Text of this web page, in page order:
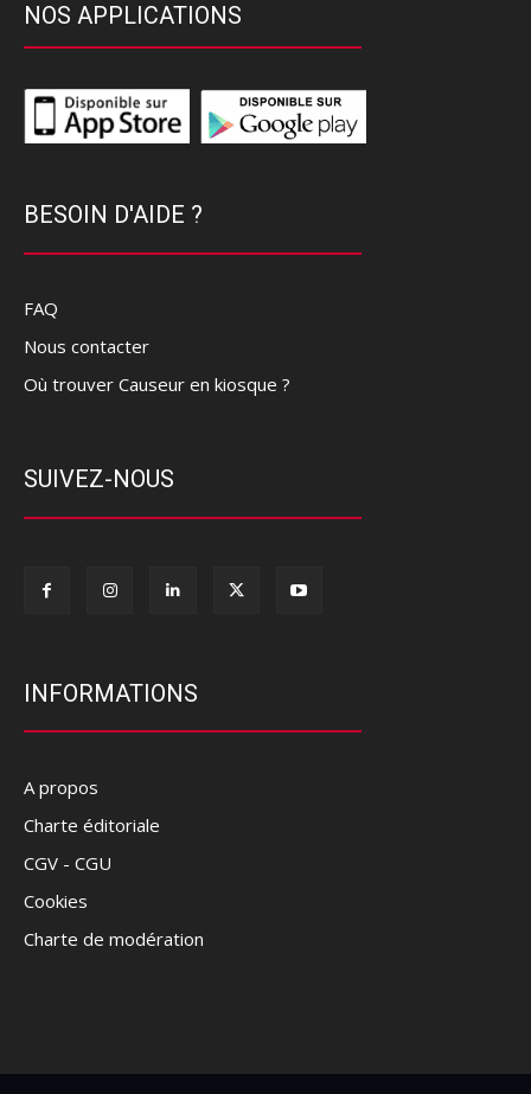
NOS APPLICATIONS
BESOIN D'AIDE ?
FAQ
Nous contacter
Où trouver Causeur en kiosque ?
SUIVEZ-NOUS
INFORMATIONS
A propos
Charte éditoriale
CGV - CGU
Cookies
Charte de modération